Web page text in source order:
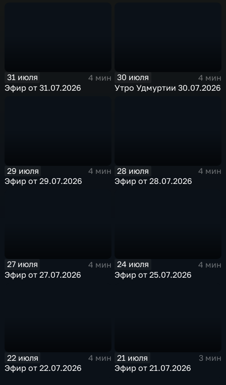
31 июля
4 мин
Эфир от 31.07.2026
30 июля
4 мин
Утро Удмуртии 30.07.2026
29 июля
4 мин
Эфир от 29.07.2026
28 июля
4 мин
Эфир от 28.07.2026
27 июля
4 мин
Эфир от 27.07.2026
24 июля
4 мин
Эфир от 25.07.2026
22 июля
4 мин
Эфир от 22.07.2026
21 июля
3 мин
Эфир от 21.07.2026